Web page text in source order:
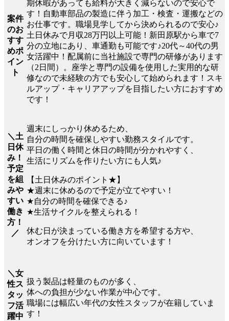
案件
のお
すす
めポ
イン
ト
期休暇があっても給料が大きく減らないので安心で
す！自動車部品の製造に伴う加工・検査・運搬などの
お仕事です。職場見学してから決められるので安心♪
土日休みで月収28万円以上可能！新田原駅から車で7
分の立地にあり、車通勤も可能です♪20代～40代の男
女活躍中！配属前に当社施設で専門の研修があります
（2日間）。座学と専門の設備を使用した実用的な研
修なので未経験の方でも安心して始められます！スキ
ルアップ・キャリアアップを目指したい方におすすめ
です！
＼土
日休
み！
予定
を組
みや
すい
働き
方！
／
週末にしっかり休めるため、
自分の時間を確保しやすい勤務スタイルです。
平日の働く時間と休日の時間が分かれやすく、
生活にリズムを作りたい方にも人気♪
【土日休みのポイント★】
★週末に休めるので予定が立てやすい！
★自分の時間を確保できる♪
★生活サイクルを整えられる！
休む日が決まっている働き方を希望する方や、
オンオフを分けたい方に向いています！
＼女
性ス
タッ
フ活
躍中
扱う製品は軽量のものが多く、
体への負担が少ない作業が中心です。
職場には幅広い年代の女性スタッフが在籍していま
す！